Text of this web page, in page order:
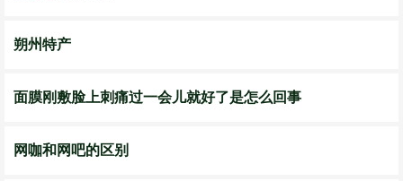
朔州特产
面膜刚敷脸上刺痛过一会儿就好了是怎么回事
网咖和网吧的区别